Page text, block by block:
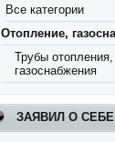
Все категории
Отопление,
Трубы отопления,
газоснабжения
ЗАЯВИЛ О СЕБЕ